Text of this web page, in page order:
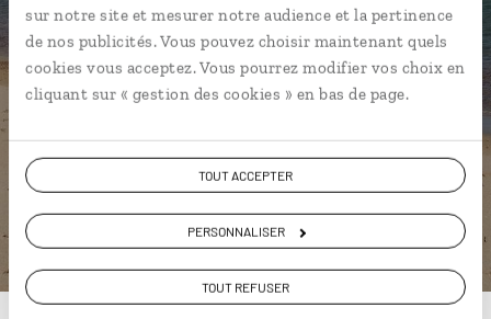
sur notre site et mesurer notre audience et la pertinence
de nos publicités. Vous pouvez choisir maintenant quels
cookies vous acceptez. Vous pourrez modifier vos choix en
cliquant sur « gestion des cookies » en bas de page.
TOUT ACCEPTER
PERSONNALISER
TOUT REFUSER
Vous gardez le même interlocuteur avant,
pendant et après votre voyage.
DEMANDER UN DEVIS
Construisez votre voyage avec un spécialiste Espagne
01 85 08 10 48